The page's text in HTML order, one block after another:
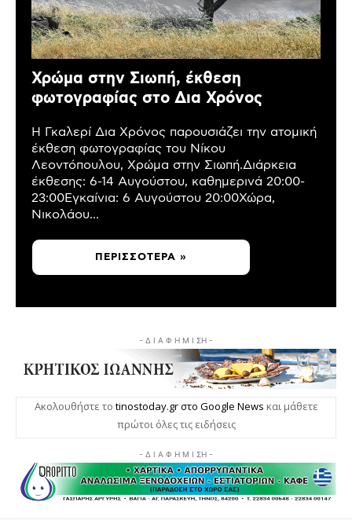
Χρώμα στην Σιωπή, έκθεση
φωτογραφίας στο Δια Χρόνος
Η Γκαλερί Δια Χρόνος παρουσιάζει την ατομική
έκθεση φωτογραφίας του Νίκου
Λεοντόπουλου, Χρώμα στην Σιωπή.Διάρκεια
έκθεσης: 6-14 Αυγούστου, καθημερινά 20:00-
23:00Εγκαίνια: 6 Αυγούστου 20:00Χώρα,
Νικολάου...
ΠΕΡΙΣΣΌΤΕΡΑ »
- Δ Ι Α Φ Η Μ Ι ΣΗ -
Ακολουθήστε το tinostoday.gr στο Google News και μάθετε
πρώτοι όλες τις ειδήσεις
- Δ Ι Α Φ Η Μ Ι ΣΗ -